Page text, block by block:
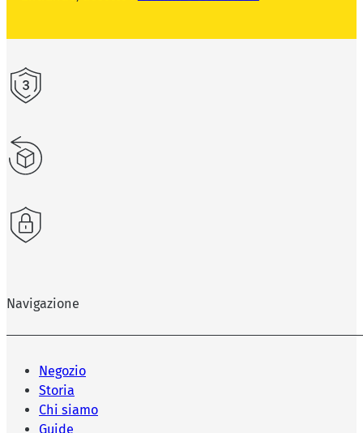
Navigazione
Negozio
Storia
Chi siamo
Guide